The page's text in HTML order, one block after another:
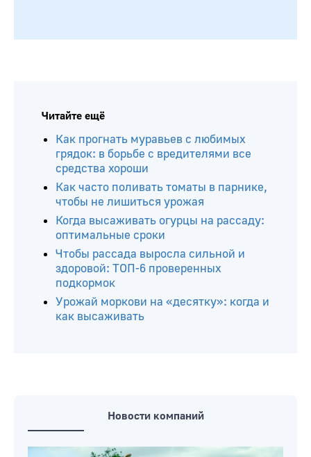
Читайте ещё
Как прогнать муравьев с любимых
грядок: в борьбе с вредителями все
средства хороши
Как часто поливать томаты в парнике,
чтобы не лишиться урожая
Когда высаживать огурцы на рассаду:
как высаживать